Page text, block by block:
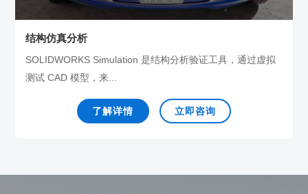
结构仿真分析
SOLIDWORKS Simulation 是结构分析验证工具，通过虚拟
测试 CAD 模型，来...
了解详情 立即咨询